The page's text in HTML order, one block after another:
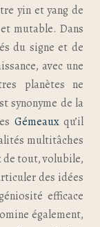
yin et yang de
mutable. Dans
du signe et de
avec une
planètes ne
synonyme de la
Gémeauxqu’il
multitâches
de tout, volubile,
des idées
efficace
également,